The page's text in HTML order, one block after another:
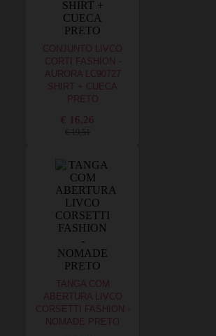
CONJUNTO LIVCO
CORTI FASHION -
AURORA LC90727
SHIRT + CUECA
PRETO
€ 16,26
€ 19,51
TANGA COM
ABERTURA LIVCO
CORSETTI FASHION -
NOMADE PRETO